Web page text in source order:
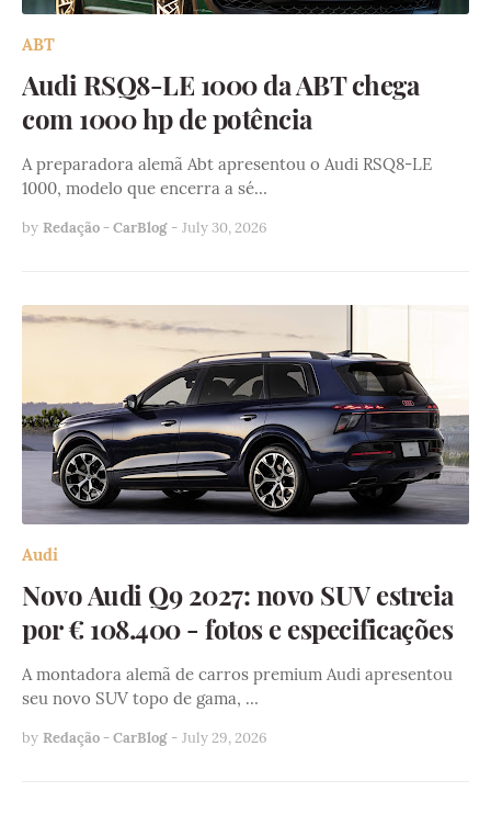
ABT
Audi RSQ8-LE 1000 da ABT chega
com 1000 hp de potência
A preparadora alemã Abt apresentou o Audi RSQ8-LE
1000, modelo que encerra a sé…
by Redação - CarBlog - July 30, 2026
Audi
Novo Audi Q9 2027: novo SUV estreia
por € 108.400 - fotos e especificações
A montadora alemã de carros premium Audi apresentou
seu novo SUV topo de gama, …
by Redação - CarBlog - July 29, 2026